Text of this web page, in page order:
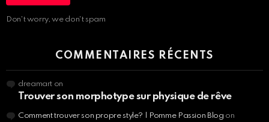
Don't worry, we don't spam
COMMENTAIRES RÉCENTS
dreamart on
Trouver son morphotype sur physique de rêve
Comment trouver son propre style? | Pomme Passion Blog on